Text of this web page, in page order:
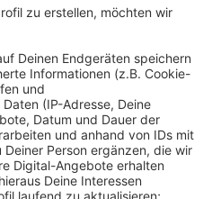
angemeldet, am
Und dann gibt es noch
Themenkomplex "Reisen in
rund 200 E-Mails und
Hotline.
wir die
und